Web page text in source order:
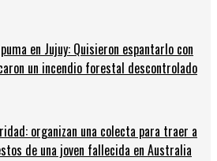
en Jujuy: Quisieron espantarlo con
un incendio forestal descontrolado
organizan una colecta para traer a
de una joven fallecida en Australia